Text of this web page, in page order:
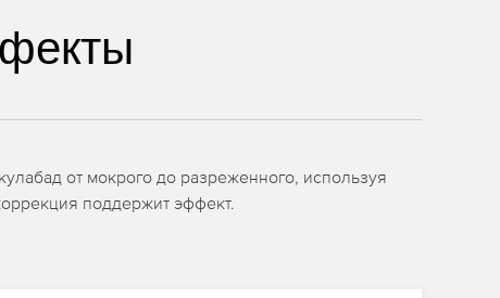
от мокрого до разреженного, используя
поддержит эффект.